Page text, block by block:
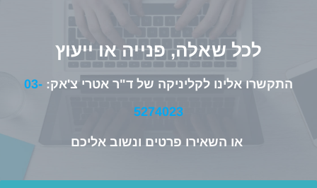
לכל שאלה, פנייה או ייעוץ
התקשרו אלינו לקליניקה של ד"ר אטרי צ'אק: 03-
5274023
או השאירו פרטים ונשוב אליכם